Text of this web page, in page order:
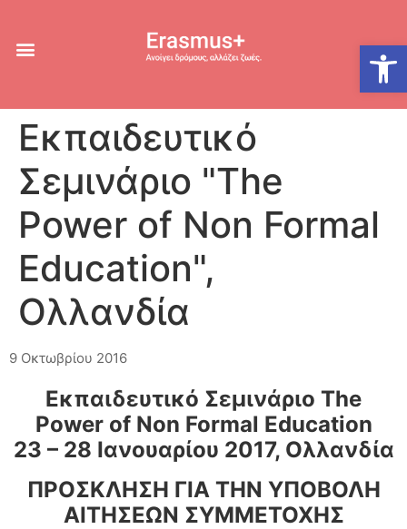
Εκπαιδευτικό
Σεμινάριο "The
Power of Non Formal
Education",
Ολλανδία
9 Οκτωβρίου 2016
Εκπαιδευτικό Σεμινάριο The
Power of Non Formal Education
23 – 28 Ιανουαρίου 2017, Ολλανδία
ΠΡΟΣΚΛΗΣΗ ΓΙΑ ΤΗΝ ΥΠΟΒΟΛΗ
ΑΙΤΗΣΕΩΝ ΣΥΜΜΕΤΟΧΗΣ